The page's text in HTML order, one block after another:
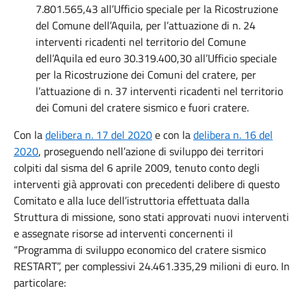
7.801.565,43 all’Ufficio speciale per la Ricostruzione
del Comune dell’Aquila, per l’attuazione di n. 24
interventi ricadenti nel territorio del Comune
dell’Aquila ed euro 30.319.400,30 all’Ufficio speciale
per la Ricostruzione dei Comuni del cratere, per
l’attuazione di n. 37 interventi ricadenti nel territorio
dei Comuni del cratere sismico e fuori cratere.
Con ladelibera n. 17 del 2020e con ladelibera n. 16 del
2020, proseguendo nell’azione di sviluppo dei territori
colpiti dal sisma del 6 aprile 2009, tenuto conto degli
interventi già approvati con precedenti delibere di questo
Comitato e alla luce dell’istruttoria effettuata dalla
Struttura di missione, sono stati approvati nuovi interventi
e assegnate risorse ad interventi concernenti il
“Programma di sviluppo economico del cratere sismico
RESTART”, per complessivi 24.461.335,29 milioni di euro. In
particolare: